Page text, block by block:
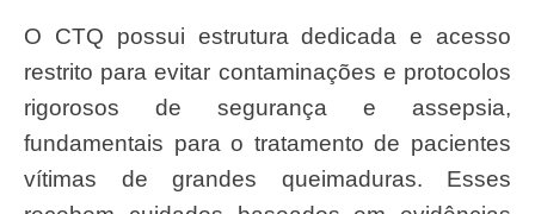
O CTQ possui estrutura dedicada e acesso
restrito para evitar contaminações e protocolos
rigorosos de segurança e assepsia,
fundamentais para o tratamento de pacientes
vítimas de grandes queimaduras. Esses